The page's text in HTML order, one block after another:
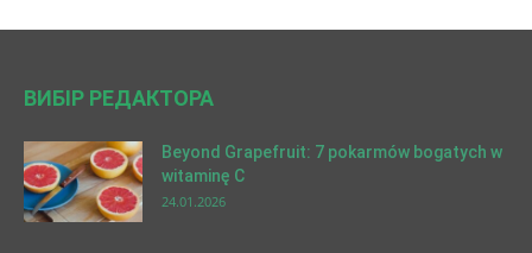
ВИБІР РЕДАКТОРА
Beyond Grapefruit: 7 pokarmów bogatych w
witaminę C
24.01.2026